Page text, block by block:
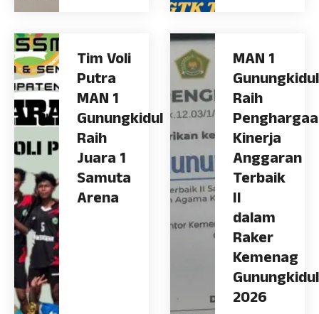
Tim Voli
Putra
MAN 1
Gunungkidul
Raih
Juara 1
Samuta
Arena
MAN 1
Gunungkidul
Raih
Kinerja
Anggaran
Terbaik
II
dalam
Raker
Kemenag
Gunungkidul
2026